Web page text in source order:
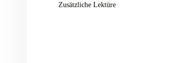
Zusätzliche Lektüre